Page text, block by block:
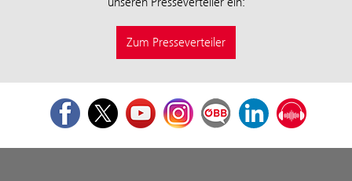
Zum Presseverteiler
FacebookTwitterYoutubeInstagramÖBB Corporate Blog
LinkedInPodcast